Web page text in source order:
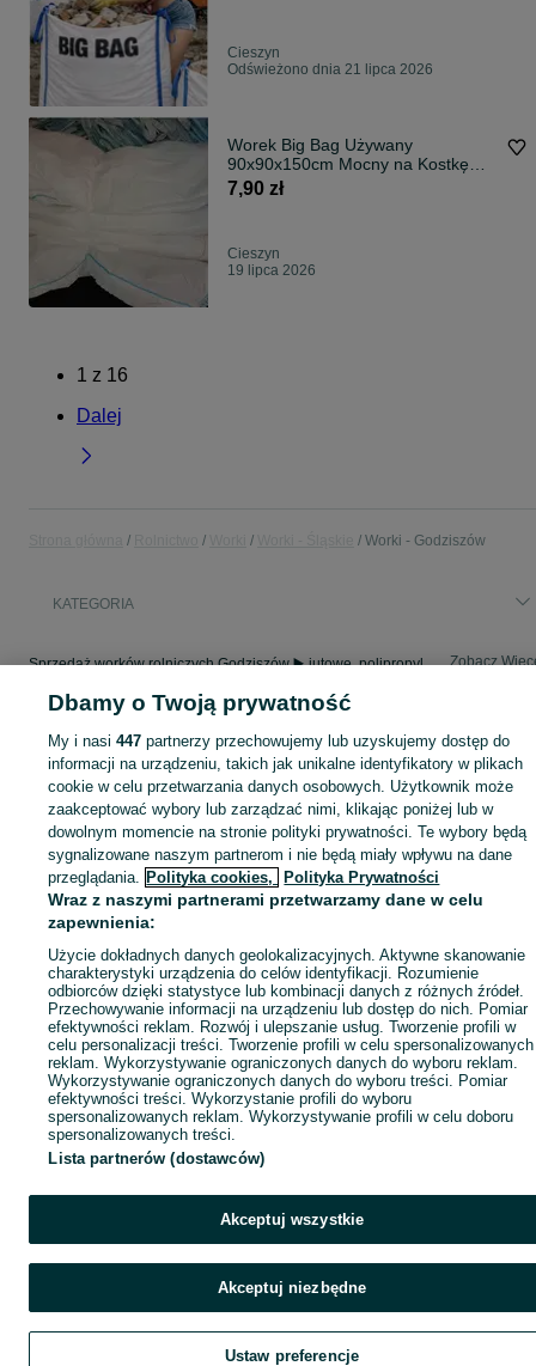
Cieszyn
Odświeżono dnia 21 lipca 2026
Worek Big Bag Używany
90x90x150cm Mocny na Kostkę
Gruz Kruszywo
7,90 zł
Cieszyn
19 lipca 2026
1 z 16
Dalej
Worki - Godziszów
KATEGORIA
Sprzedaż worków rolniczych Godziszów ▶️ jutowe, polipropylenowe, do zboża i kiszonki ✅ Nowe i używane w atrakcyjnych cenach ✌ Sprawdź oferty na OLX.pl! Zobacz
Mapa miejscowości
Mapa ministron
Popularne wyszukiwania
Dbamy o Twoją prywatność
My i nasi447 partnerzy przechowujemy lub uzyskujemy dostęp do
informacji na urządzeniu, takich jak unikalne identyfikatory w plikach
cookie w celu przetwarzania danych osobowych. Użytkownik może
zaakceptować wybory lub zarządzać nimi, klikając poniżej lub w
dowolnym momencie na stronie polityki prywatności. Te wybory będą
sygnalizowane naszym partnerom i nie będą miały wpływu na dane
przeglądania. Polityka cookies, Polityka Prywatności
Wraz z naszymi partnerami przetwarzamy dane w celu
zapewnienia:
Użycie dokładnych danych geolokalizacyjnych. Aktywne skanowanie
charakterystyki urządzenia do celów identyfikacji. Rozumienie
odbiorców dzięki statystyce lub kombinacji danych z różnych źródeł.
Przechowywanie informacji na urządzeniu lub dostęp do nich. Pomiar
efektywności reklam. Rozwój i ulepszanie usług. Tworzenie profili w
celu personalizacji treści. Tworzenie profili w celu spersonalizowanych
reklam. Wykorzystywanie ograniczonych danych do wyboru reklam.
Wykorzystywanie ograniczonych danych do wyboru treści. Pomiar
efektywności treści. Wykorzystanie profili do wyboru
spersonalizowanych reklam. Wykorzystywanie profili w celu doboru
spersonalizowanych treści.
Lista partnerów (dostawców)
Akceptuj wszystkie
Akceptuj niezbędne
Ustaw preferencje